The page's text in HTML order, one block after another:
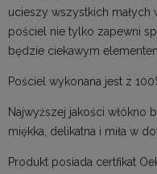
ucieszy wszystkich
pościel nie tylko zapewni
będzie ciekawym
Pościel wykonana jest z
Najwyższej jakości włókno
miękka, delikatna i miła w
Produkt posiada certfikat